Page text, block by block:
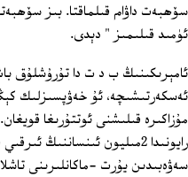
سۆھبەت داۋام قىلماقتا. بىز
ئۈمىد قىلىمىز " دېدى.
ئامېرىكىنىڭ ب د ت دا تۇرۇشلۇق
ئەسكەرتىشىچە، ئۇ خەۋپسىزلىك
مۇزاكىرە قىلىشنى ئوتتۇرىغا
رايونىدا 2مىليون ئىنساننىڭ
سەۋەبىدىن يۇرت -ماكانلىرىنى